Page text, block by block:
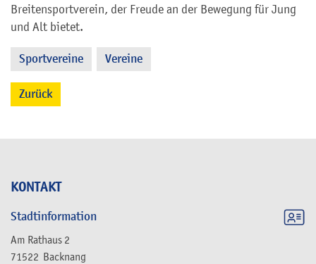
KONTAKT
Stadtinformation
Am Rathaus 2
71522 Backnang
Breitensportverein, der Freude an der Bewegung für Jung
und Alt bietet.
Sportvereine Vereine
Zurück